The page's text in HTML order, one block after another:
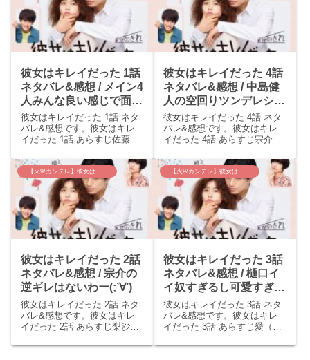
彼女はキレイだった 1話
ネタバレ&感想 / メイン4
人みんな良い感じで面白
そうだった！！
彼女はキレイだった 1話 ネタ
バレ&感想です。彼女はキレ
イだった 1話 あらすじ佐藤愛
ないバイト生活をしていた
が、店長にクビと言われてし
まう。落ち込んで帰宅する
と、同居している梨沙（佐久
間由衣）が愛の誕生日祝いを
し...
彼女はキレイだった 4話
ネタバレ&感想 / 中島健
人の空回りツンデレシー
ンがめちゃ面白い(≧∇≦)
彼女はキレイだった 4話 ネタ
バレ&感想です。彼女はキレ
イだった 4話 あらすじ宗介
ら、と梨沙（佐久間由衣）と
の約束をドタキャンした。翌
日、愛（小芝風花）がマスク
している姿を見た宗介は薬を
渡そうと挙動不審になるが
う...
彼女はキレイだった 2話
ネタバレ&感想 / 宗介の
逆ギレはないわー(;’∀’)
彼女はキレイだった 2話 ネタ
バレ&感想です。彼女はキレ
イだった 2話 あらすじ梨沙
健人）と偶然再会してしま
彼女はキレイだった 3話
ネタバレ&感想 / 樋口イ
イ奴すぎるし可愛すぎ
る。梨沙もイイ子だ…。
彼女はキレイだった 3話 ネタ
バレ&感想です。彼女はキレ
イだった 3話 あらすじ愛（小
の正体を宗介（中島健人）に